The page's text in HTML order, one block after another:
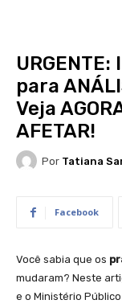
URGENTE:
para
Veja
AFETAR!
Por Tatiana
Facebook
Você sabia que os
mudaram? Neste
e o Ministério